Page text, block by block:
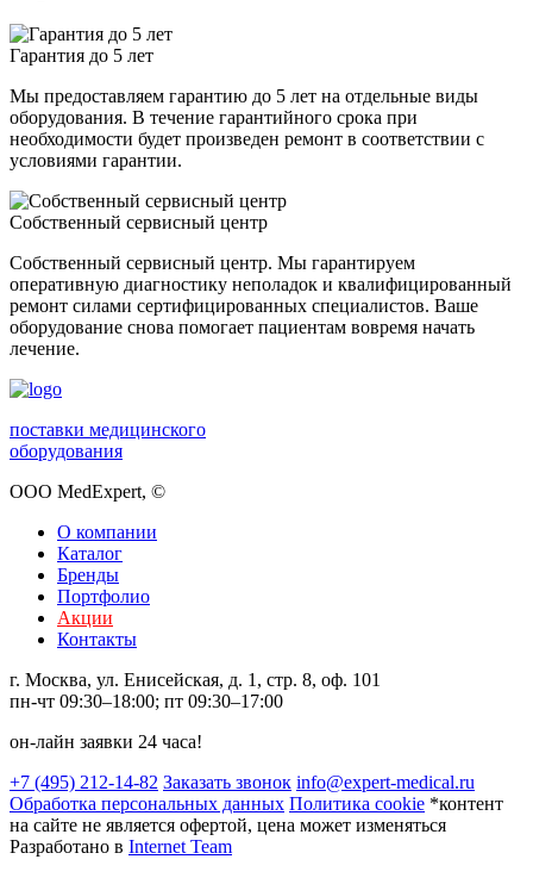
Гарантия до 5 лет
Мы предоставляем гарантию до 5 лет на отдельные виды
оборудования. В течение гарантийного срока при
необходимости будет произведен ремонт в соответствии с
условиями гарантии.
Собственный сервисный центр
Собственный сервисный центр. Мы гарантируем
оперативную диагностику неполадок и квалифицированный
ремонт силами сертифицированных специалистов. Ваше
оборудование снова помогает пациентам вовремя начать
лечение.
поставки медицинского
оборудования
ООО MedExpert, ©
О компании
Каталог
Бренды
Портфолио
Акции
Контакты
г. Москва, ул. Енисейская, д. 1, стр. 8, оф. 101
пн-чт 09:30–18:00; пт 09:30–17:00
он-лайн заявки 24 часа!
+7 (495) 212-14-82 Заказать звонок info@expert-medical.ru
Обработка персональных данных Политика cookie *контент
на сайте не является офертой, цена может изменяться
Разработано в Internet Team